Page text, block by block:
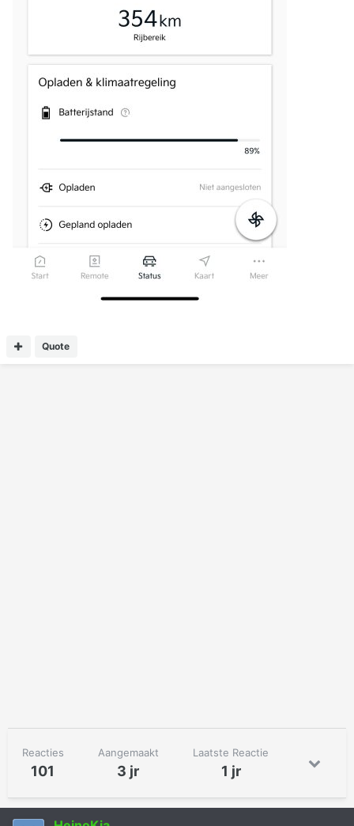
Quote
Reacties
101
Aangemaakt
3 jr
Laatste Reactie
1 jr